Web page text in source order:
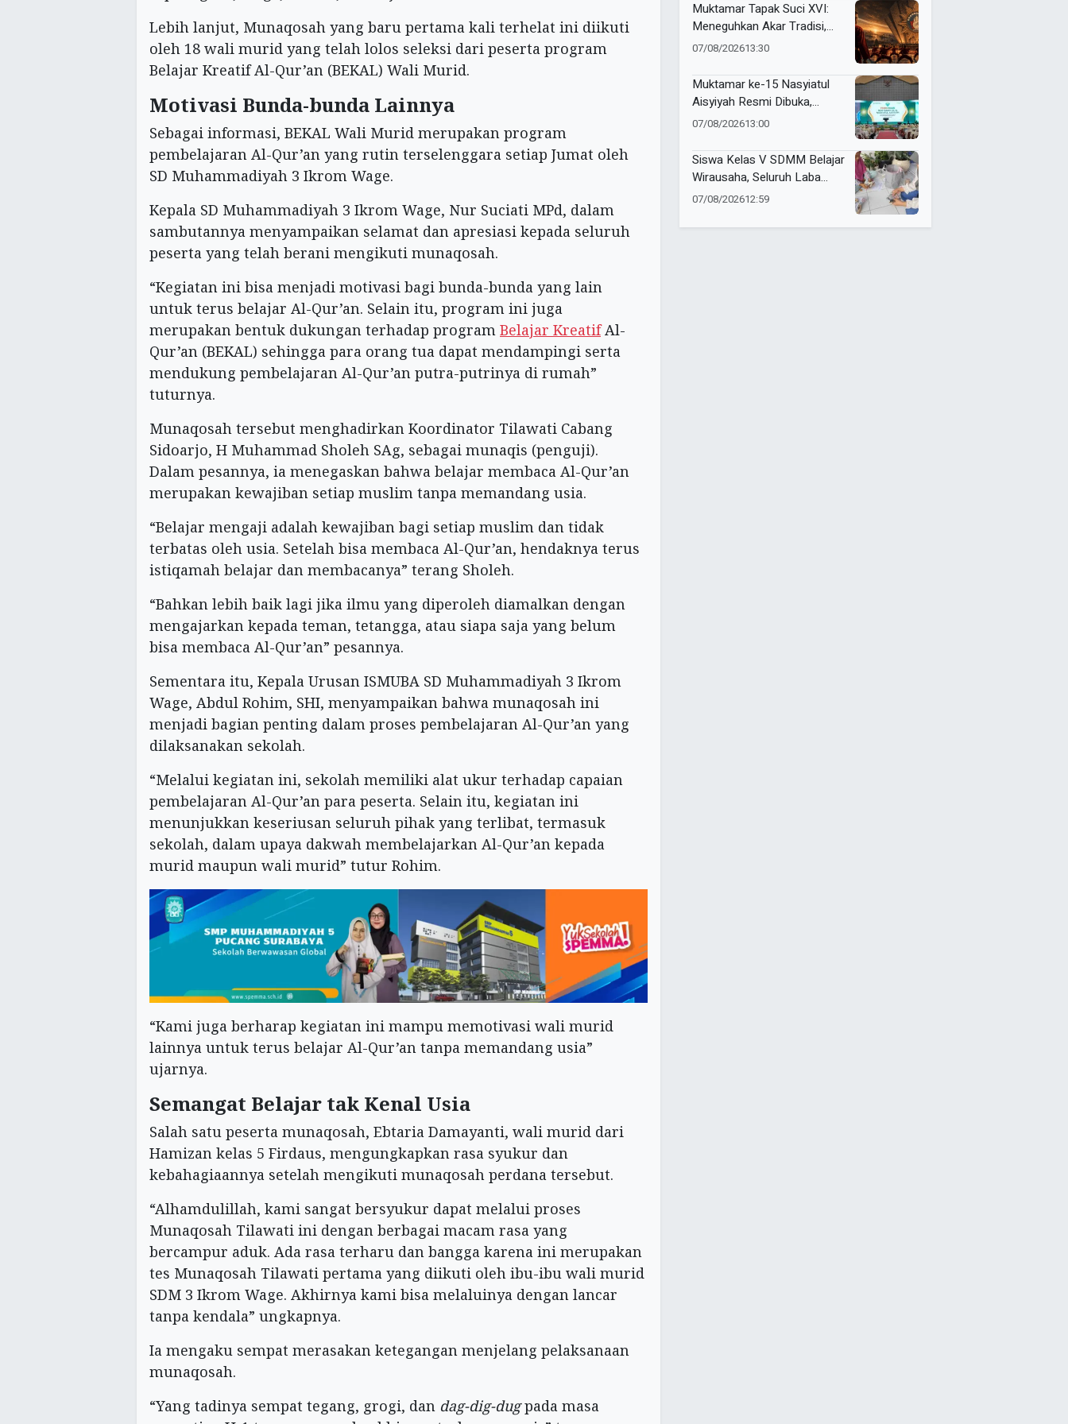
Lebih lanjut, Munaqosah yang baru pertama kali terhelat ini diikuti
oleh 18 wali murid yang telah lolos seleksi dari peserta program
Belajar Kreatif Al-Qur’an (BEKAL) Wali Murid.
Motivasi Bunda-bunda Lainnya
Sebagai informasi, BEKAL Wali Murid merupakan program
pembelajaran Al-Qur’an yang rutin terselenggara setiap Jumat oleh
SD Muhammadiyah 3 Ikrom Wage.
Kepala SD Muhammadiyah 3 Ikrom Wage, Nur Suciati MPd, dalam
sambutannya menyampaikan selamat dan apresiasi kepada seluruh
peserta yang telah berani mengikuti munaqosah.
“Kegiatan ini bisa menjadi motivasi bagi bunda-bunda yang lain
untuk terus belajar Al-Qur’an. Selain itu, program ini juga
merupakan bentuk dukungan terhadap program Belajar KreatifAl-
Qur’an (BEKAL) sehingga para orang tua dapat mendampingi serta
mendukung pembelajaran Al-Qur’an putra-putrinya di rumah”
tuturnya.
Munaqosah tersebut menghadirkan Koordinator Tilawati Cabang
Sidoarjo, H Muhammad Sholeh SAg, sebagai munaqis (penguji).
Dalam pesannya, ia menegaskan bahwa belajar membaca Al-Qur’an
merupakan kewajiban setiap muslim tanpa memandang usia.
“Belajar mengaji adalah kewajiban bagi setiap muslim dan tidak
terbatas oleh usia. Setelah bisa membaca Al-Qur’an, hendaknya terus
istiqamah belajar dan membacanya” terang Sholeh.
“Bahkan lebih baik lagi jika ilmu yang diperoleh diamalkan dengan
mengajarkan kepada teman, tetangga, atau siapa saja yang belum
bisa membaca Al-Qur’an” pesannya.
Sementara itu, Kepala Urusan ISMUBA SD Muhammadiyah 3 Ikrom
Wage, Abdul Rohim, SHI, menyampaikan bahwa munaqosah ini
menjadi bagian penting dalam proses pembelajaran Al-Qur’an yang
dilaksanakan sekolah.
“Melalui kegiatan ini, sekolah memiliki alat ukur terhadap capaian
pembelajaran Al-Qur’an para peserta. Selain itu, kegiatan ini
menunjukkan keseriusan seluruh pihak yang terlibat, termasuk
sekolah, dalam upaya dakwah membelajarkan Al-Qur’an kepada
murid maupun wali murid” tutur Rohim.
“Kami juga berharap kegiatan ini mampu memotivasi wali murid
lainnya untuk terus belajar Al-Qur’an tanpa memandang usia”
ujarnya.
Semangat Belajar tak Kenal Usia
Salah satu peserta munaqosah, Ebtaria Damayanti, wali murid dari
Hamizan kelas 5 Firdaus, mengungkapkan rasa syukur dan
kebahagiaannya setelah mengikuti munaqosah perdana tersebut.
“Alhamdulillah, kami sangat bersyukur dapat melalui proses
Munaqosah Tilawati ini dengan berbagai macam rasa yang
bercampur aduk. Ada rasa terharu dan bangga karena ini merupakan
tes Munaqosah Tilawati pertama yang diikuti oleh ibu-ibu wali murid
SDM 3 Ikrom Wage. Akhirnya kami bisa melaluinya dengan lancar
tanpa kendala” ungkapnya.
Ia mengaku sempat merasakan ketegangan menjelang pelaksanaan
munaqosah.
“Yang tadinya sempat tegang, grogi, dan dag-dig-dugpada masa
Muktamar Tapak Suci XVI:
Meneguhkan Akar Tradisi,
Menjemput Masa Depan
07/08/202613:30
Muktamar ke-15 Nasyiatul
Aisyiyah Resmi Dibuka,
Teguhkan Komitmen
Berkemajuan
07/08/202613:00
Siswa Kelas V SDMM Belajar
Wirausaha, Seluruh Laba
Entrepreneur for Charity
07/08/202612:59